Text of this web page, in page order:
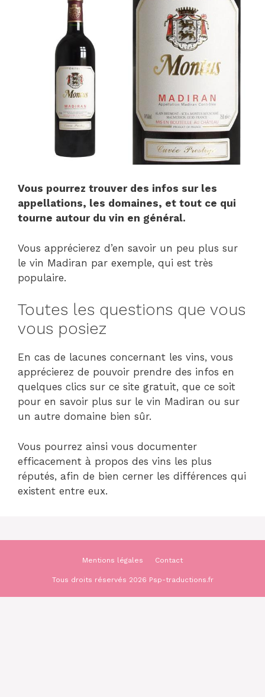
Vous pourrez trouver des infos sur les
appellations, les domaines, et tout ce qui
tourne autour du vin en général.
Vous apprécierez d’en savoir un peu plus sur
le vin Madiran par exemple, qui est très
populaire.
Toutes les questions que vous
vous posiez
En cas de lacunes concernant les vins, vous
apprécierez de pouvoir prendre des infos en
quelques clics sur ce site gratuit, que ce soit
pour en savoir plus sur le vin Madiran ou sur
un autre domaine bien sûr.
Vous pourrez ainsi vous documenter
efficacement à propos des vins les plus
réputés, afin de bien cerner les différences qui
existent entre eux.
Mentions légales Contact
Tous droits réservés 2026 Psp-traductions.fr